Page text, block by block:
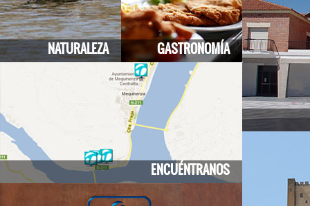
NATURALEZA GASTRONOMÍA
ENCUÉNTRANOS